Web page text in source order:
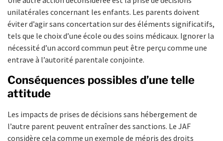
unilatérales concernant les enfants. Les parents doivent
éviter d’agir sans concertation sur des éléments significatifs,
tels que le choix d’une école ou des soins médicaux. Ignorer la
nécessité d’un accord commun peut être perçu comme une
entrave à l’autorité parentale conjointe.
Conséquences possibles d’une telle
attitude
Les impacts de prises de décisions sans hébergement de
l’autre parent peuvent entraîner des sanctions. Le JAF
considère cela comme un exemple de mépris des droits